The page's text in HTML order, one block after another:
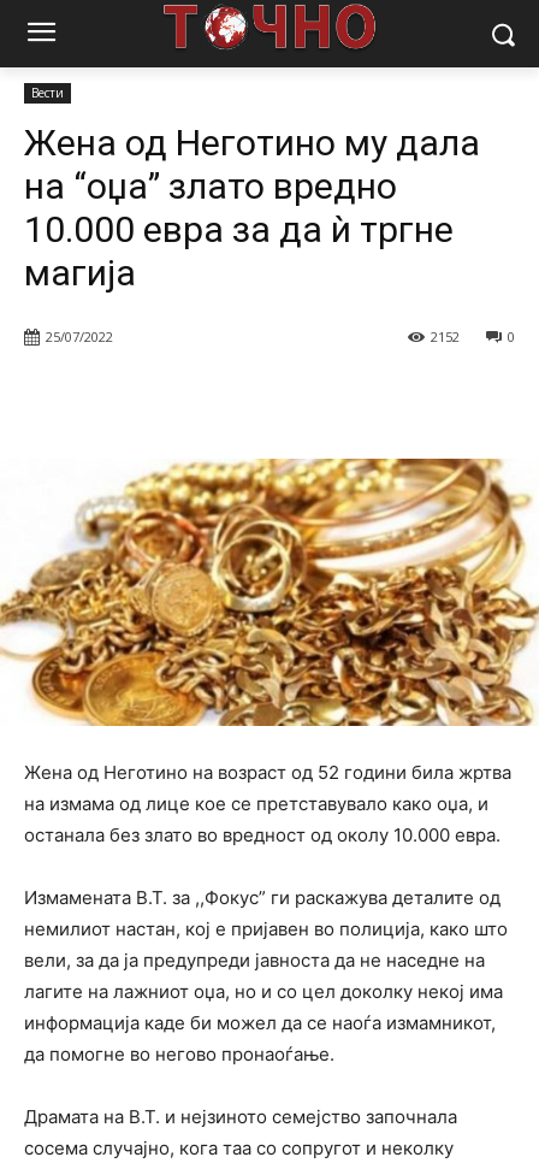
Почетна
Жена од Неготино му дала на “оџа” злато вредно
Вести
Жена од Неготино му дала
на “оџа” злато вредно
10.000 евра за да ѝ тргне
магија
25/07/2022 0
2152
Жена од Неготино на возраст од 52 години била жртва
на измама од лице кое се претставувало како оџа, и
останала без злато во вредност од околу 10.000 евра.
Измамената В.Т. за ,,Фокус” ги раскажува деталите од
немилиот настан, кој е пријавен во полиција, како што
вели, за да ја предупреди јавноста да не наседне на
лагите на лажниот оџа, но и со цел доколку некој има
информација каде би можел да се наоѓа измамникот,
да помогне во негово пронаоѓање.
Драмата на В.Т. и нејзиното семејство започнала
сосема случајно, кога таа со сопругот и неколку